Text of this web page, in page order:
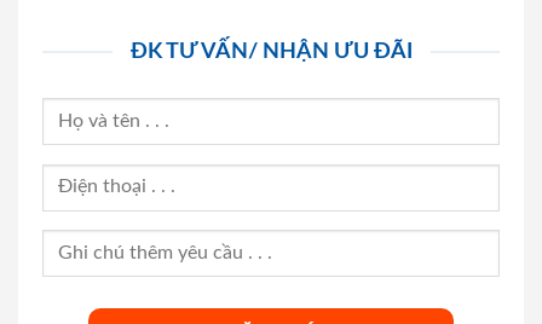
ĐK TƯ VẤN/ NHẬN ƯU ĐÃI